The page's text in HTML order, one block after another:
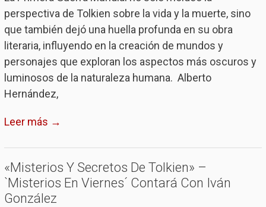
perspectiva de Tolkien sobre la vida y la muerte, sino
que también dejó una huella profunda en su obra
literaria, influyendo en la creación de mundos y
personajes que exploran los aspectos más oscuros y
luminosos de la naturaleza humana. Alberto
Hernández,
Leer más →
«Misterios Y Secretos De Tolkien» –
`Misterios En Viernes´ Contará Con Iván
González